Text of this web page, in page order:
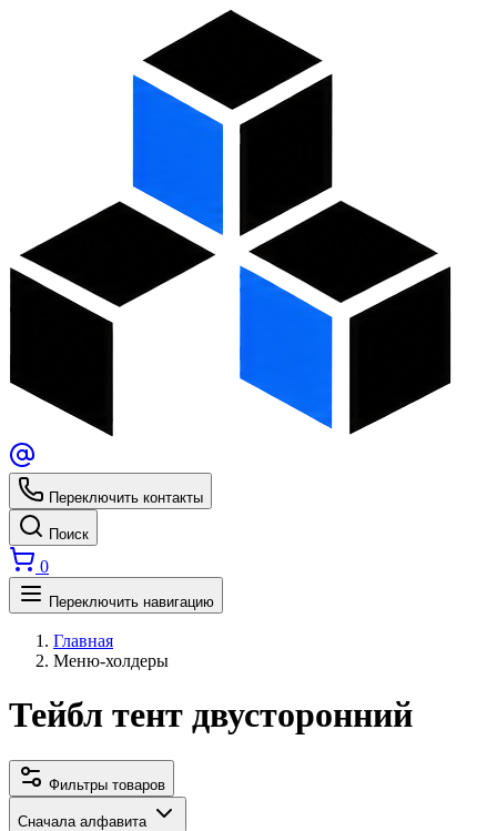
Переключить контакты
Поиск
0
Переключить навигацию
Главная
Меню-холдеры
Тейбл тент двусторонний
Фильтры товаров
Сначала алфавита